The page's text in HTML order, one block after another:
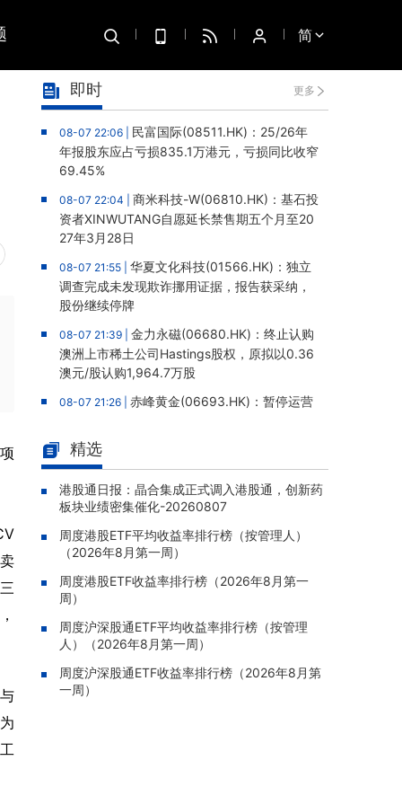
简
即时 更多
08-07 22:06 | 民富国际(08511.HK)：25/26年
年报股东应占亏损835.1万港元，亏损同比收窄
69.45%
08-07 22:04 | 商米科技-W(06810.HK)：基石投
资者XINWUTANG自愿延长禁售期五个月至20
27年3月28日
08-07 21:55 | 华夏文化科技(01566.HK)：独立
调查完成未发现欺诈挪用证据，报告获采纳，
股份继续停牌
08-07 21:39 | 金力永磁(06680.HK)：终止认购
澳洲上市稀土公司Hastings股权，原拟以0.36
澳元/股认购1,964.7万股
08-07 21:26 | 赤峰黄金(06693.HK)：暂停运营
人民币5,406万元
08-07 20:07 |灵宝黄金(03330.HK)：新疆哈巴
河勘查取得重大进展，保有金金属量由13.20吨
跃升至53.94吨
08-07 20:04 |迅策(03317.HK)：与天合算力订
立战略合作备忘，共探能源垂类大模型与Toke
n工厂商业化
08-07 20:02 |
中国泛半导体IMSS市场排名第三
08-07 19:47 | 浙能迈领绿航二次递表港交所，为
全球领先的绿色航运设备和系统提供商
08-07 19:09 |
精选
港股通日报：晶合集成正式调入港股通，创新药
板块业绩密集催化-20260807
周度港股ETF平均收益率排行榜（按管理人）
（2026年8月第一周）
周度港股ETF收益率排行榜（2026年8月第一
周）
周度沪深股通ETF平均收益率排行榜（按管理
人）（2026年8月第一周）
周度沪深股通ETF收益率排行榜（2026年8月第
一周）